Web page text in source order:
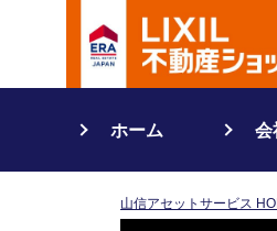
ホーム 会
山信アセットサービス